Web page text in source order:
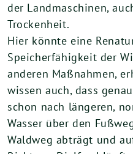
der Landmaschinen,
Trockenheit.
Hier könnte eine
Speicherfähigkeit der
anderen Maßnahmen,
wissen auch, dass
schon nach längeren,
Wasser über den
Waldweg abträgt und